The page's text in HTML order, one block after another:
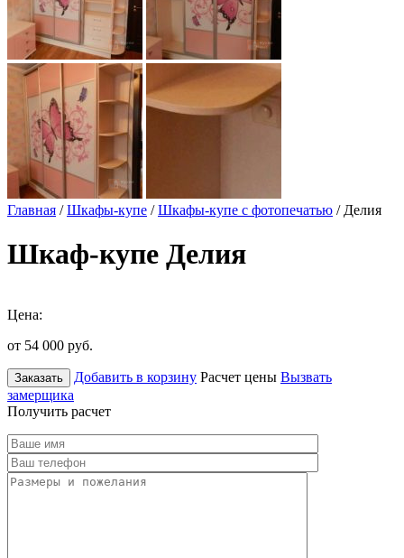
Главная /Шкафы-купе /Шкафы-купе с фотопечатью / Делия
Шкаф-купе Делия
Цена:
от 54 000 руб.
Заказать Добавить в корзину Расчет цены Вызвать
замерщика
Получить расчет